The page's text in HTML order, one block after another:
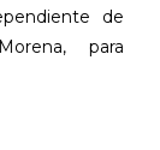
de
para